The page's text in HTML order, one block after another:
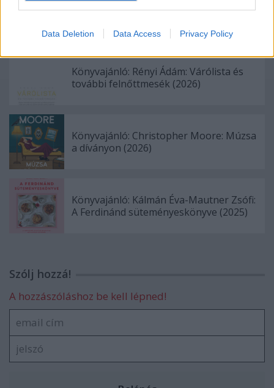
Data Deletion Data Access Privacy Policy
Könyvajánló: Ferenc K. Zoltán: Pactum
Könyvajánló: Rényi Ádám: Várólista és
további felnőttmesék (2026)
Könyvajánló: Christopher Moore: Múzsa
a díványon (2026)
Könyvajánló: Kálmán Éva-Mautner Zsófi:
A Ferdinánd süteményeskönyve (2025)
Szólj hozzá!
A hozzászóláshoz be kell lépned!